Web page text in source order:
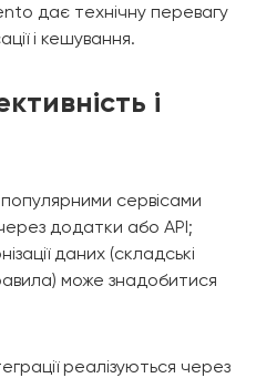
дає технічну перевагу
і кешування.
і
популярними сервісами
додатки або API;
даних (складські
може знадобитися
реалізуються через